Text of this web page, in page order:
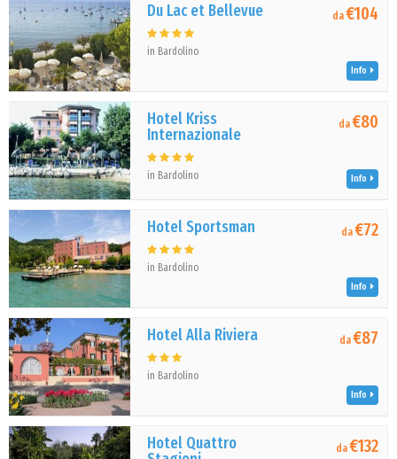
Du Lac et Bellevue
in Bardolino
da€104
Info
Hotel Kriss
Internazionale
in Bardolino
da€80
Info
Hotel Sportsman
in Bardolino
da€72
Info
Hotel Alla Riviera
in Bardolino
da€87
Info
Hotel Quattro
da€132